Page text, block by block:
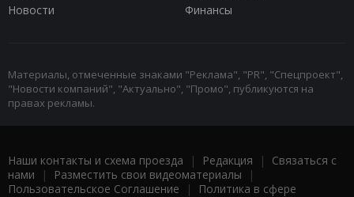
Новости
Финансы
Материалы, отмеченные знаками "Реклама", "PR", "Спецпроект",
"Новости компаний", "Актуально", "Промо", публикуются на
правах рекламы.
Наши контакты и схема проезда | Редакция | Связаться с
нами | Разместить свои видеоматериалы |
Пользовательское Соглашение |
Политика в сфере